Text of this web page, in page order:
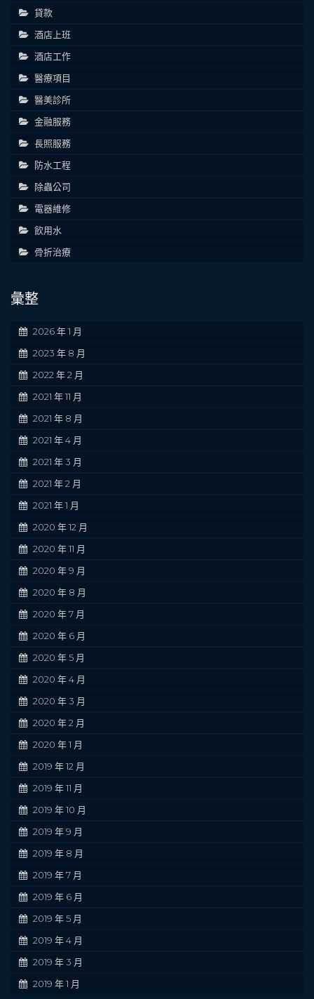
貸款
酒店上班
酒店工作
醫療項目
醫美診所
金融服務
長照服務
防水工程
除蟲公司
電器維修
飲用水
骨折治療
彙整
2026 年 1 月
2023 年 8 月
2022 年 2 月
2021 年 11 月
2021 年 8 月
2021 年 4 月
2021 年 3 月
2021 年 2 月
2021 年 1 月
2020 年 12 月
2020 年 11 月
2020 年 9 月
2020 年 8 月
2020 年 7 月
2020 年 6 月
2020 年 5 月
2020 年 4 月
2020 年 3 月
2020 年 2 月
2020 年 1 月
2019 年 12 月
2019 年 11 月
2019 年 10 月
2019 年 9 月
2019 年 8 月
2019 年 7 月
2019 年 6 月
2019 年 5 月
2019 年 4 月
2019 年 3 月
2019 年 1 月